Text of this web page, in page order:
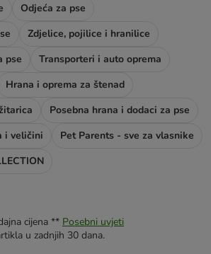
Odjeća za pse
Zdjelice, pojilice i hranilice
pse
Transporteri i auto oprema
Hrana i oprema za štenad
Posebna hrana i dodaci za pse
i veličini
Pet Parents - sve za vlasnike
cijena ** Posebni uvjeti
u zadnjih 30 dana.